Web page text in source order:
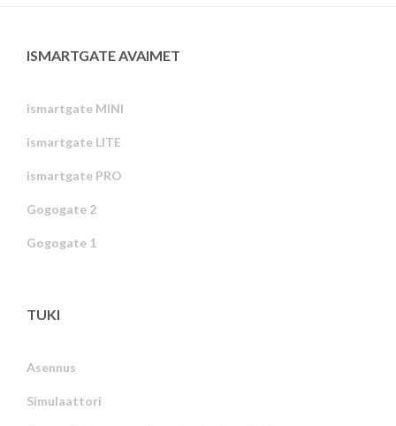
ISMARTGATE AVAIMET
ismartgate MINI
ismartgate LITE
ismartgate PRO
Gogogate 2
Gogogate 1
TUKI
Asennus
Simulaattori